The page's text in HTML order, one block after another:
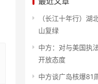
（长江十年行）湖
山复绿
中方：对与美国执
开放态度
中方谈广岛核爆81